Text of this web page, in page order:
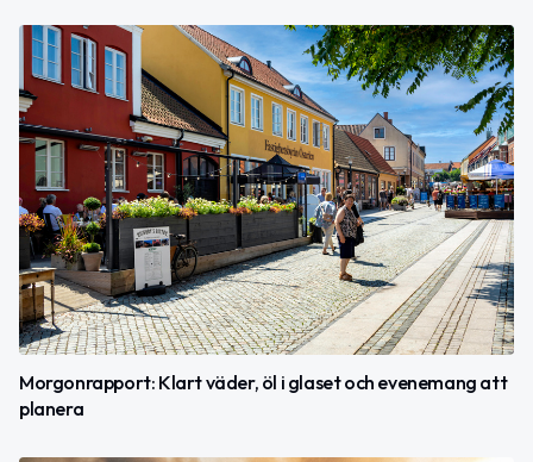
Morgonrapport: Klart väder, öl i glaset och evenemang att
planera